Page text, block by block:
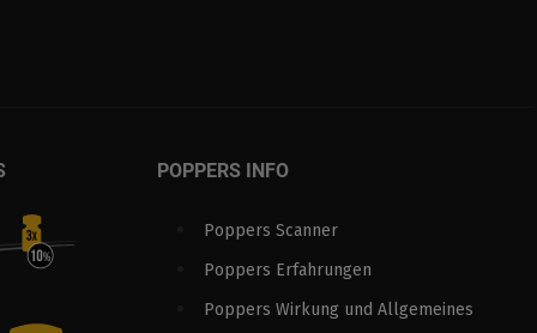
POPPERS INFO
Poppers Scanner
Poppers Erfahrungen
Poppers Wirkung und Allgemeines